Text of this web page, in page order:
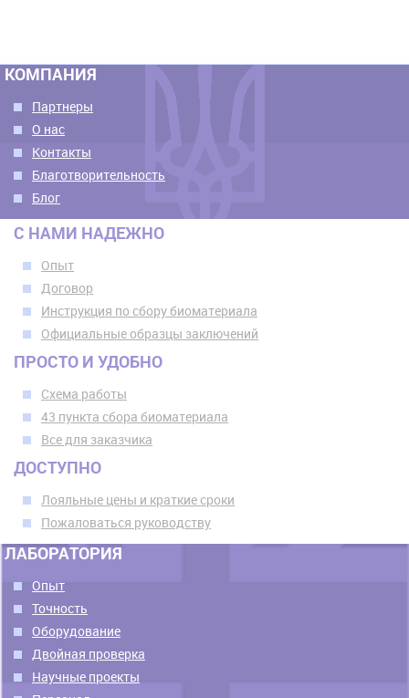
КОМПАНИЯ
Партнеры
О нас
Контакты
Благотворительность
Блог
С НАМИ НАДЕЖНО
Опыт
Договор
Инструкция по сбору биоматериала
Официальные образцы заключений
ПРОСТО И УДОБНО
Схема работы
43 пункта сбора биоматериала
Все для заказчика
ДОСТУПНО
Лояльные цены и краткие сроки
Пожаловаться руководству
ЛАБОРАТОРИЯ
Опыт
Точность
Оборудование
Двойная проверка
Научные проекты